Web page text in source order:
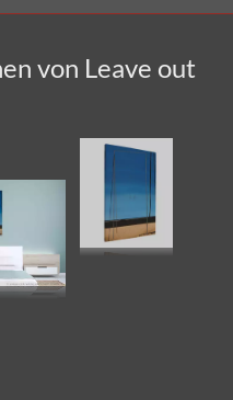
von Leave out